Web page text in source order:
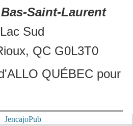
Saint-Laurent
Sud
QC G0L3T0
QUÉBEC pour